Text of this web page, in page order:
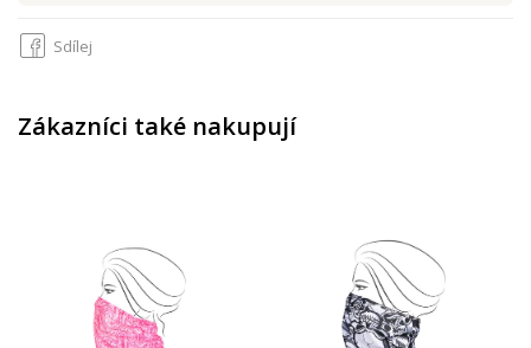
Sdílej
Zákazníci také nakupují